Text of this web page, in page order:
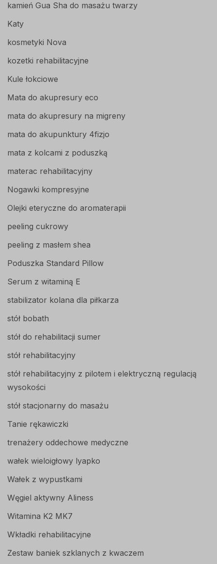
kamień Gua Sha do masażu twarzy
Katy
kosmetyki Nova
kozetki rehabilitacyjne
Kule łokciowe
Mata do akupresury eco
mata do akupresury na migreny
mata do akupunktury 4fizjo
mata z kolcami z poduszką
materac rehabilitacyjny
Nogawki kompresyjne
Olejki eteryczne do aromaterapii
peeling cukrowy
peeling z masłem shea
Poduszka Standard Pillow
Serum z witaminą E
stabilizator kolana dla piłkarza
stół bobath
stół do rehabilitacji sumer
stół rehabilitacyjny
stół rehabilitacyjny z pilotem i elektryczną regulacją
wysokości
stół stacjonarny do masażu
Tanie rękawiczki
trenażery oddechowe medyczne
wałek wieloigłowy lyapko
Wałek z wypustkami
Węgiel aktywny Aliness
Witamina K2 MK7
Wkładki rehabilitacyjne
Zestaw baniek szklanych z kwaczem